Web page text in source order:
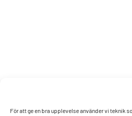
För att ge en bra upplevelse använder vi teknik